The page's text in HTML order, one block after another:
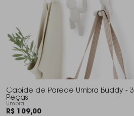
Cabide de Parede Umbra Buddy - 3
Peças
Umbra
R$ 109,00